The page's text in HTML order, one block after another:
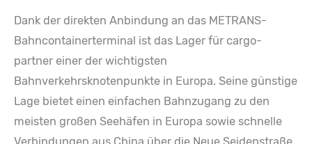
Dank der direkten Anbindung an das METRANS-
Bahncontainerterminal ist das Lager für cargo-
partner einer der wichtigsten
Bahnverkehrsknotenpunkte in Europa. Seine günstige
Lage bietet einen einfachen Bahnzugang zu den
meisten großen Seehäfen in Europa sowie schnelle